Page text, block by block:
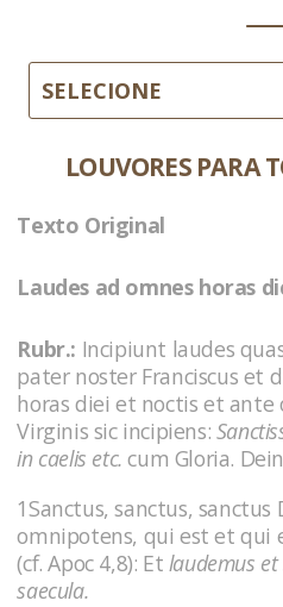
SELECIONE
LOUVORES PARA
Texto Original
Laudes ad omnes horas
Rubr.: Incipiunt laudes
pater noster Franciscus et
horas diei et noctis et ante
Virginis sic incipiens:
in caelis etc.cum Gloria.
1Sanctus, sanctus, sanctus
omnipotens, qui est et qui
(cf. Apoc 4,8): Et laudemus
saecula.